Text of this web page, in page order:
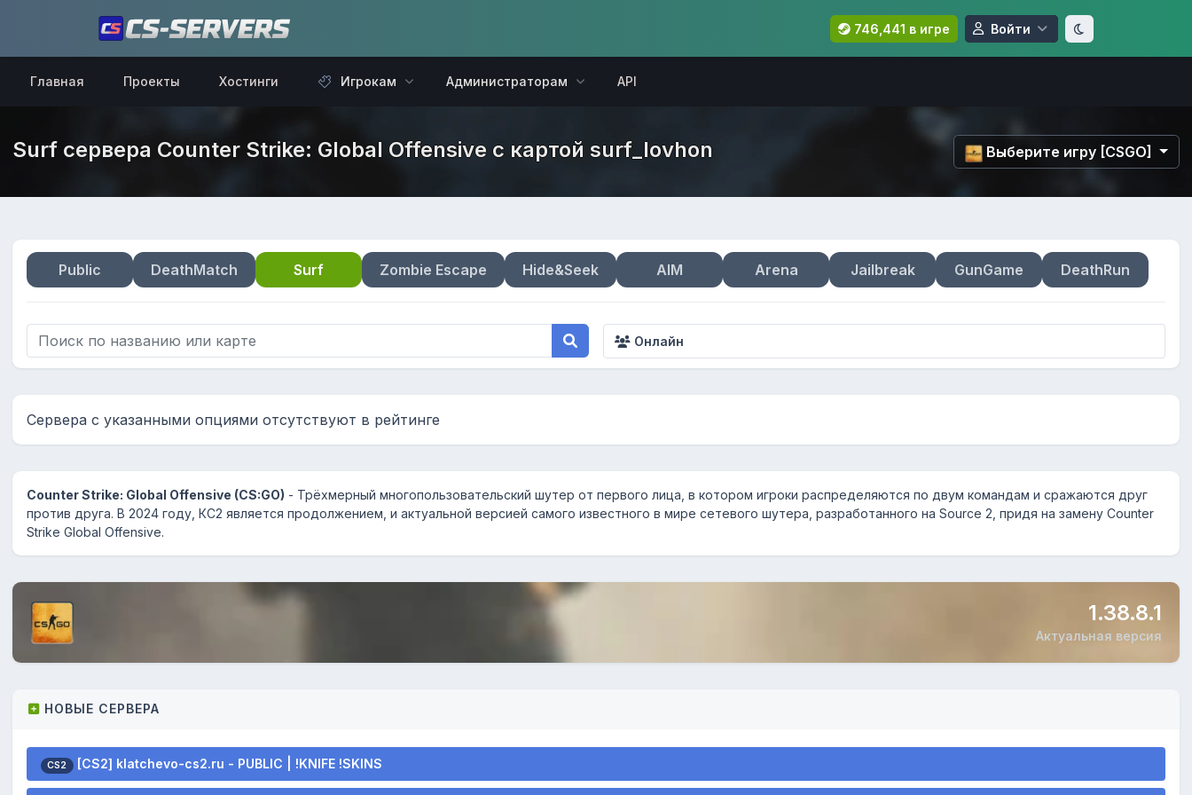
746,441 в игре Войти
Главная Проекты Хостинги Игрокам Администраторам API
Surf сервера Counter Strike: Global Offensive с картой surf_lovhon Выберите игру [CSGO]
Public DeathMatch Surf Zombie Escape Hide&Seek AIM Arena Jailbreak GunGame DeathRun
Онлайн
Сервера с указанными опциями отсутствуют в рейтинге
Counter Strike: Global Offensive (CS:GO) - Трёхмерный многопользовательский шутер от первого лица, в котором игроки распределяются по двум командам и сражаются друг
против друга. В 2024 году, КС2 является продолжением, и актуальной версией самого известного в мире сетевого шутера, разработанного на Source 2, придя на замену Counter
Strike Global Offensive.
1.38.8.1
Актуальная версия
НОВЫЕ СЕРВЕРА
CS2 [CS2] klatchevo-cs2.ru - PUBLIC | !KNIFE !SKINS